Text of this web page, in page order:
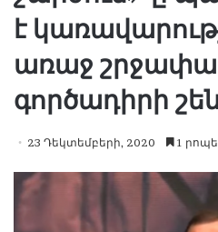
է
առաջ
գործադիրի
23 Դեկտեմբերի, 2020 1